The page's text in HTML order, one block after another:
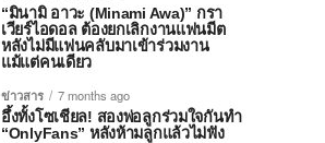
“มินามิ อาวะ (Minami Awa)” กรา
เวียร์ไอดอล ต้องยกเลิกงานแฟนมีต
หลังไม่มีแฟนคลับมาเข้าร่วมงาน
แม้แต่คนเดียว
ข่าวสาร
7 months ago
อึ้งทั้งโซเชียล! สองพ่อลูกร่วมใจกันทำ
“OnlyFans” หลังห้ามลูกแล้วไม่ฟัง